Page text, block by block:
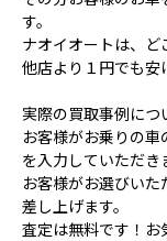
す。
ナオイオートは、ど
他店より１円でも安
実際の買取事例につ
お客様がお乗りの
を入力していただき
お客様がお選びい
差し上げます。
査定は無料です！お